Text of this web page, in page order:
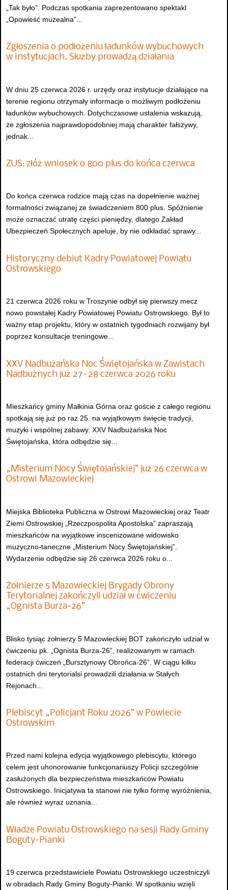
„Tak było”. Podczas spotkania zaprezentowano spektakl
„Opowieść muzealna”...
Zgłoszenia o podłożeniu ładunków wybuchowych
w instytucjach. Służby prowadzą działania
W dniu 25 czerwca 2026 r. urzędy oraz instytucje działające na
terenie regionu otrzymały informacje o możliwym podłożeniu
ładunków wybuchowych. Dotychczasowe ustalenia wskazują,
że zgłoszenia najprawdopodobniej mają charakter fałszywy,
jednak...
ZUS: złóż wniosek o 800 plus do końca czerwca
Do końca czerwca rodzice mają czas na dopełnienie ważnej
formalności związanej ze świadczeniem 800 plus. Spóźnienie
może oznaczać utratę części pieniędzy, dlatego Zakład
Ubezpieczeń Społecznych apeluje, by nie odkładać sprawy...
Historyczny debiut Kadry Powiatowej Powiatu
Ostrowskiego
21 czerwca 2026 roku w Troszynie odbył się pierwszy mecz
nowo powstałej Kadry Powiatowej Powiatu Ostrowskiego. Był to
ważny etap projektu, który w ostatnich tygodniach rozwijany był
poprzez konsultacje treningowe...
XXV Nadbużańska Noc Świętojańska w Zawistach
Nadbużnych już 27–28 czerwca 2026 roku
Mieszkańcy gminy Małkinia Górna oraz goście z całego regionu
spotkają się już po raz 25. na wyjątkowym święcie tradycji,
muzyki i wspólnej zabawy. XXV Nadbużańska Noc
Świętojańska, która odbędzie się...
„Misterium Nocy Świętojańskiej” już 26 czerwca w
Ostrowi Mazowieckiej
Miejska Biblioteka Publiczna w Ostrowi Mazowieckiej oraz Teatr
Ziemi Ostrowskiej „Rzeczpospolita Apostolska” zapraszają
mieszkańców na wyjątkowe inscenizowane widowisko
muzyczno-taneczne „Misterium Nocy Świętojańskiej”.
Wydarzenie odbędzie się 26 czerwca 2026 roku o...
Żołnierze 5 Mazowieckiej Brygady Obrony
Terytorialnej zakończyli udział w ćwiczeniu
„Ognista Burza-26”
Blisko tysiąc żołnierzy 5 Mazowieckiej BOT zakończyło udział w
ćwiczeniu pk. „Ognista Burza-26”, realizowanym w ramach
federacji ćwiczeń „Bursztynowy Obrońca-26”. W ciągu kilku
ostatnich dni terytorialsi prowadzili działania w Stałych
Rejonach...
Plebiscyt „Policjant Roku 2026” w Powiecie
Ostrowskim
Przed nami kolejna edycja wyjątkowego plebiscytu, którego
celem jest uhonorowanie funkcjonariuszy Policji szczególnie
zasłużonych dla bezpieczeństwa mieszkańców Powiatu
Ostrowskiego. Inicjatywa ta stanowi nie tylko formę wyróżnienia,
ale również wyraz uznania...
Władze Powiatu Ostrowskiego na sesji Rady Gminy
Boguty-Pianki
19 czerwca przedstawiciele Powiatu Ostrowskiego uczestniczyli
w obradach Rady Gminy Boguty-Pianki. W spotkaniu wzięli